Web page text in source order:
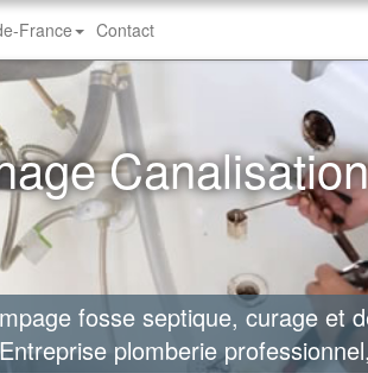
France Contact
fosse septique, curage et
Entreprise plomberie